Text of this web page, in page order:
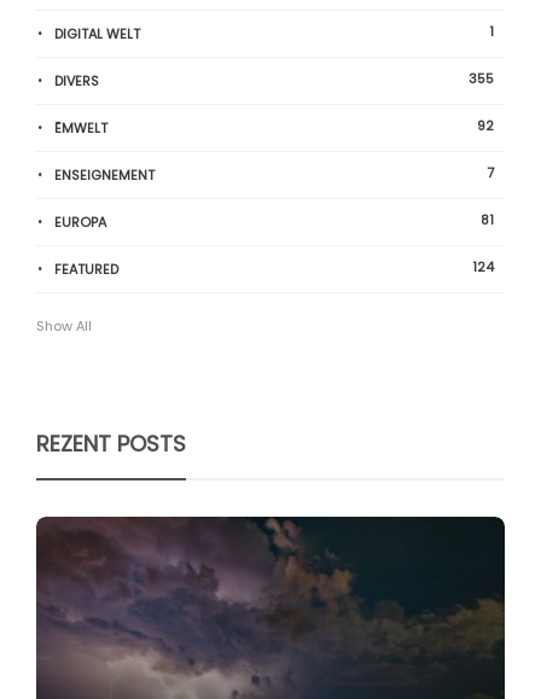
DIGITAL WELT 1
DIVERS 355
ËMWELT 92
ENSEIGNEMENT 7
EUROPA 81
FEATURED 124
Show All
REZENT POSTS